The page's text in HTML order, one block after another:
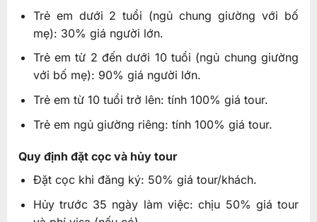
Trẻ em dưới 2 tuổi (ngủ chung giường với bố
mẹ): 30% giá người lớn.
Trẻ em từ 2 đến dưới 10 tuổi (ngủ chung giường
với bố mẹ): 90% giá người lớn.
Trẻ em từ 10 tuổi trở lên: tính 100% giá tour.
Trẻ em ngủ giường riêng: tính 100% giá tour.
Quy định đặt cọc và hủy tour
Đặt cọc khi đăng ký: 50% giá tour/khách.
Hủy trước 35 ngày làm việc: chịu 50% giá tour